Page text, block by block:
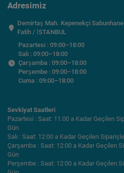
Adresimiz
Demirtaş Mah. Kepenekçi
Fatih / İSTANBUL
Pazartesi : 09:00–18:00
Salı : 09:00–18:00
Çarşamba : 09:00–18:00
Perşembe : 09:00–18:00
Cuma : 09:00–18:00
Sevkiyat Saatleri
Pazartesi : Saat: 11:00 a Kadar Geçilen
Gün
Salı : Saat: 12:00 a Kadar Geçilen
Çarşamba : Saat: 12:00 a Kadar Geçilen
Gün
Perşembe : Saat: 12:00 a Kadar Geçilen